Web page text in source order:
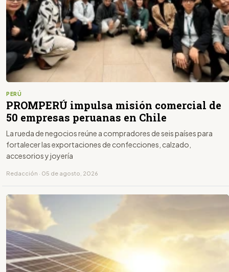
PERÚ
PROMPERÚ impulsa misión comercial de
50 empresas peruanas en Chile
La rueda de negocios reúne a compradores de seis países para
fortalecer las exportaciones de confecciones, calzado,
accesorios y joyería
Redacción · 05 de agosto, 2026